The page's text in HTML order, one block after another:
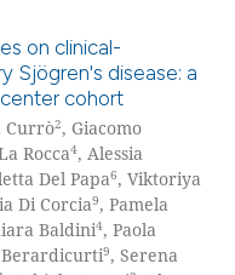
on clinical-
Sjögren's disease: a
cohort
Currò2, Giacomo
Rocca4, Alessia
Del Papa6, Viktoriya
Di Corcia9, Pamela
Baldini4, Paola
9, Serena